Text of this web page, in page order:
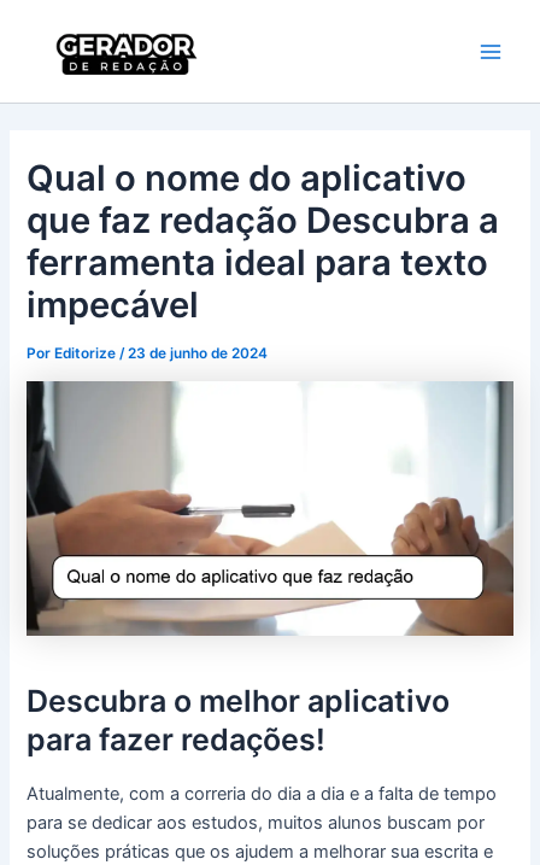
conteúdo
Qual o nome do aplicativo
que faz redação Descubra a
ferramenta ideal para texto
impecável
Por Editorize/23 de junho de 2024
Descubra o melhor aplicativo
para fazer redações!
Atualmente, com a correria do dia a dia e a falta de tempo
para se dedicar aos estudos, muitos alunos buscam por
soluções práticas que os ajudem a melhorar sua escrita e